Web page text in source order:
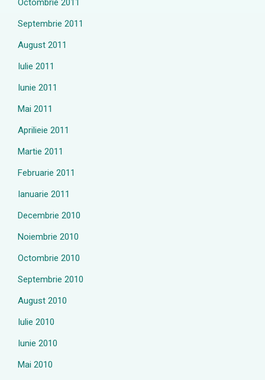
Octombrie 2011
Septembrie 2011
August 2011
Iulie 2011
Iunie 2011
Mai 2011
Aprilieie 2011
Martie 2011
Februarie 2011
Ianuarie 2011
Decembrie 2010
Noiembrie 2010
Octombrie 2010
Septembrie 2010
August 2010
Iulie 2010
Iunie 2010
Mai 2010